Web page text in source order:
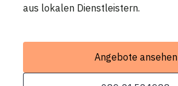
aus lokalen Dienstleistern.
Angebote ansehen